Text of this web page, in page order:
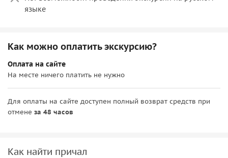
языке
Как можно оплатить экскурсию?
Оплата на сайте
На месте ничего платить не нужно
Для оплаты на сайте доступен полный возврат средств при
отмене за 48 часов
Как найти причал